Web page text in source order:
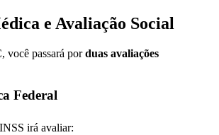
e Avaliação Social
você passará por duas avaliações
Federal
irá avaliar: